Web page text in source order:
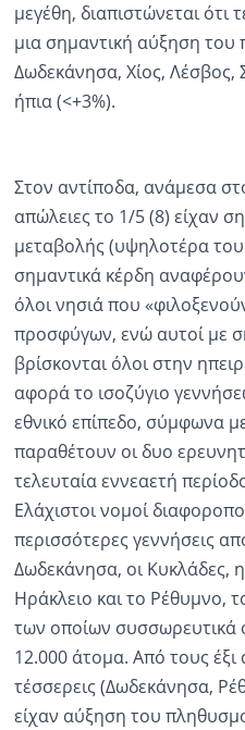
μεγέθη, διαπιστώνεται ότι
μια σημαντική αύξηση του
Δωδεκάνησα, Χίος,
ήπια (<+3%).
Στον αντίποδα, ανάμεσα
απώλειες το 1/5 (8) είχαν
μεταβολής (υψηλοτέρα του
σημαντικά κέρδη
όλοι νησιά που
προσφύγων, ενώ αυτοί με
βρίσκονται όλοι στην
αφορά το ισοζύγιο
εθνικό επίπεδο, σύμφωνα
παραθέτουν οι δυο
τελευταία εννεαετή
Ελάχιστοι νομοί
περισσότερες γεννήσεις
Δωδεκάνησα, οι Κυκλάδες,
Ηράκλειο και το Ρέθυμνο,
των οποίων συσσωρευτικά
12.000 άτομα. Από τους
τέσσερεις (Δωδεκάνησα,
είχαν αύξηση του